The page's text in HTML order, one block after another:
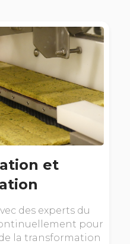
et
des experts du
pour
la transformation